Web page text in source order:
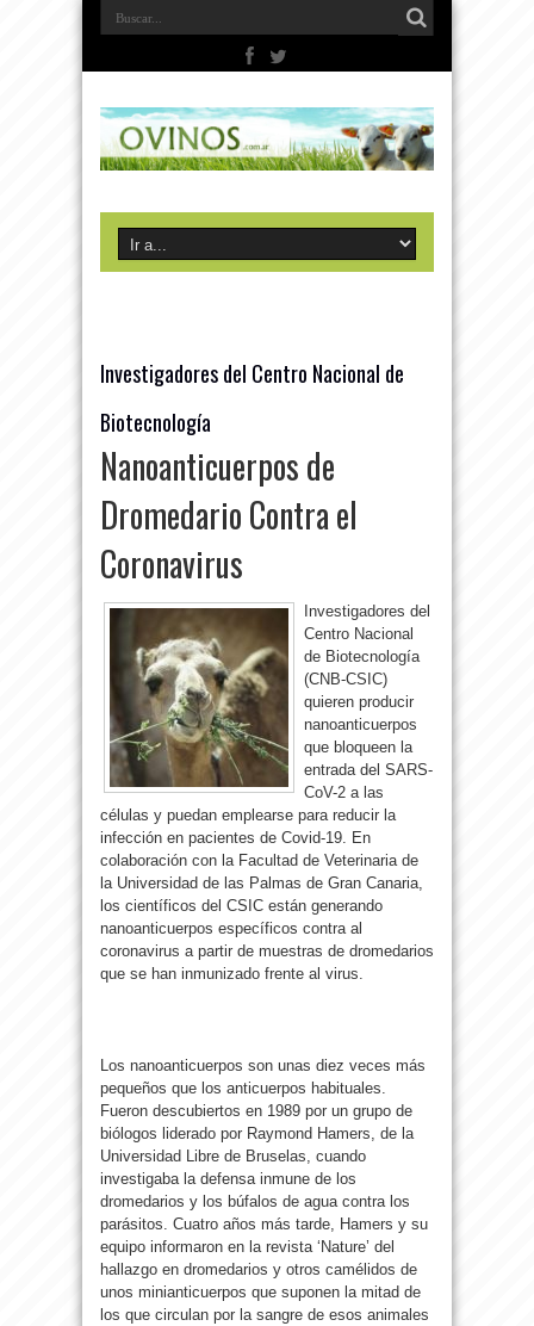
Investigadores del Centro Nacional de
Biotecnología
Nanoanticuerpos de
Dromedario Contra el
Coronavirus
Investigadores del
Centro Nacional
de Biotecnología
(CNB-CSIC)
quieren producir
nanoanticuerpos
que bloqueen la
entrada del SARS-
CoV-2 a las
células y puedan emplearse para reducir la
infección en pacientes de Covid-19. En
colaboración con la Facultad de Veterinaria de
la Universidad de las Palmas de Gran Canaria,
los científicos del CSIC están generando
nanoanticuerpos específicos contra al
coronavirus a partir de muestras de dromedarios
que se han inmunizado frente al virus.
Los nanoanticuerpos son unas diez veces más
pequeños que los anticuerpos habituales.
Fueron descubiertos en 1989 por un grupo de
biólogos liderado por Raymond Hamers, de la
Universidad Libre de Bruselas, cuando
investigaba la defensa inmune de los
dromedarios y los búfalos de agua contra los
parásitos. Cuatro años más tarde, Hamers y su
equipo informaron en la revista ‘Nature’ del
hallazgo en dromedarios y otros camélidos de
unos minianticuerpos que suponen la mitad de
los que circulan por la sangre de esos animales